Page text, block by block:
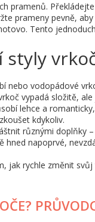
pramenů.
prameny pevně,
Tento
styly
nebo vodopádové
vypadá složitě,
lehce a
kdykoliv.
různými doplňky
hned napoprvé,
jak rychle změnit